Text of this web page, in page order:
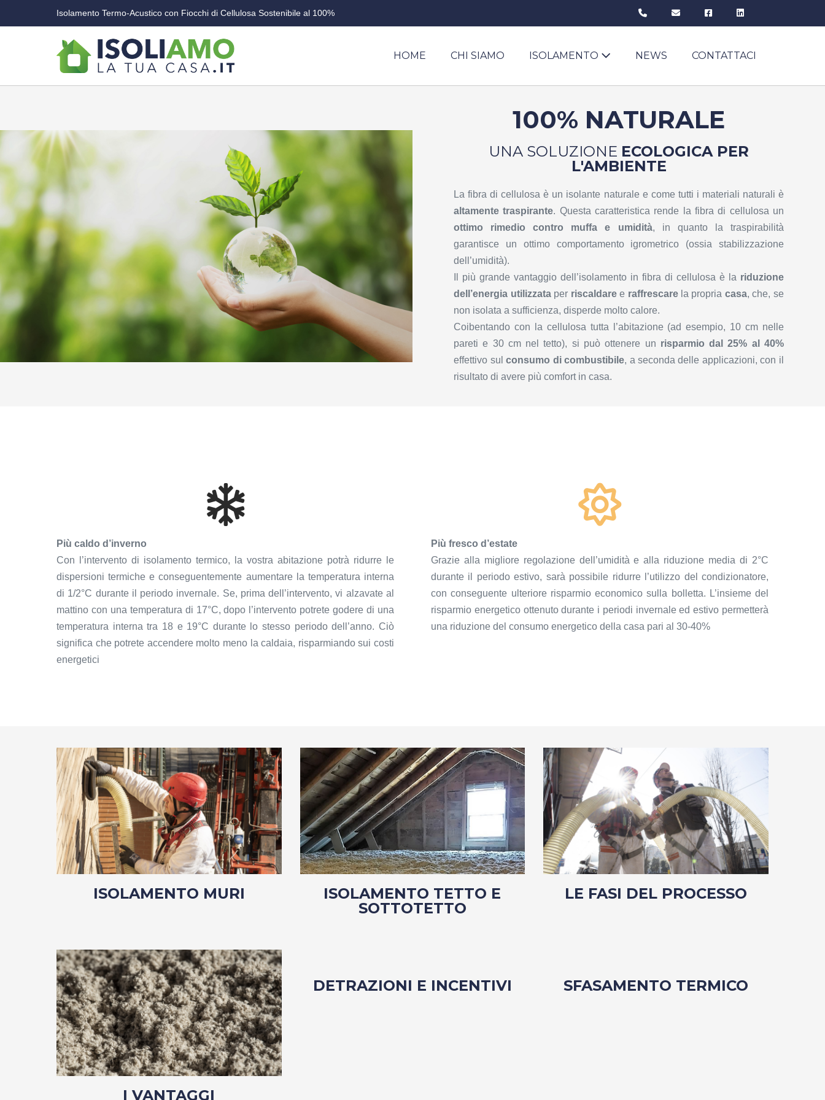
al
Isolamento Termo-Acustico con Fiocchi di Cellulosa Sostenibile al 100%
HOME CHI SIAMO ISOLAMENTO NEWS CONTATTACI
100% NATURALE
UNA SOLUZIONE ECOLOGICA PER
L'AMBIENTE
La fibra di cellulosa è un isolante naturale e come tutti i materiali naturali è
altamente traspirante. Questa caratteristica rende la fibra di cellulosa un
ottimo rimedio contro muffa e umidità, in quanto la traspirabilità
garantisce un ottimo comportamento igrometrico (ossia stabilizzazione
dell’umidità).
Il più grande vantaggio dell’isolamento in fibra di cellulosa è la riduzione
dell’energia utilizzataper riscaldaree raffrescarela propria casa, che, se
non isolata a sufficienza, disperde molto calore.
Coibentando con la cellulosa tutta l’abitazione (ad esempio, 10 cm nelle
pareti e 30 cm nel tetto), si può ottenere un risparmio dal 25% al 40%
effettivo sulconsumo di combustibile, a seconda delle applicazioni, con il
risultato di avere più comfort in casa.
Più caldo d’inverno
Con l’intervento di isolamento termico, la vostra abitazione potrà ridurre le
dispersioni termiche e conseguentemente aumentare la temperatura interna
di 1/2°C durante il periodo invernale. Se, prima dell’intervento, vi alzavate al
mattino con una temperatura di 17°C, dopo l’intervento potrete godere di una
temperatura interna tra 18 e 19°C durante lo stesso periodo dell’anno. Ciò
significa che potrete accendere molto meno la caldaia, risparmiando sui costi
energetici
Più fresco d’estate
Grazie alla migliore regolazione dell’umidità e alla riduzione media di 2°C
durante il periodo estivo, sarà possibile ridurre l’utilizzo del condizionatore,
con conseguente ulteriore risparmio economico sulla bolletta. L’insieme del
risparmio energetico ottenuto durante i periodi invernale ed estivo permetterà
una riduzione del consumo energetico della casa pari al 30-40%
ISOLAMENTO MURI
ISOLAMENTO TETTO E
SOTTOTETTO
LE FASI DEL PROCESSO
I VANTAGGI
DETRAZIONI E INCENTIVI SFASAMENTO TERMICO